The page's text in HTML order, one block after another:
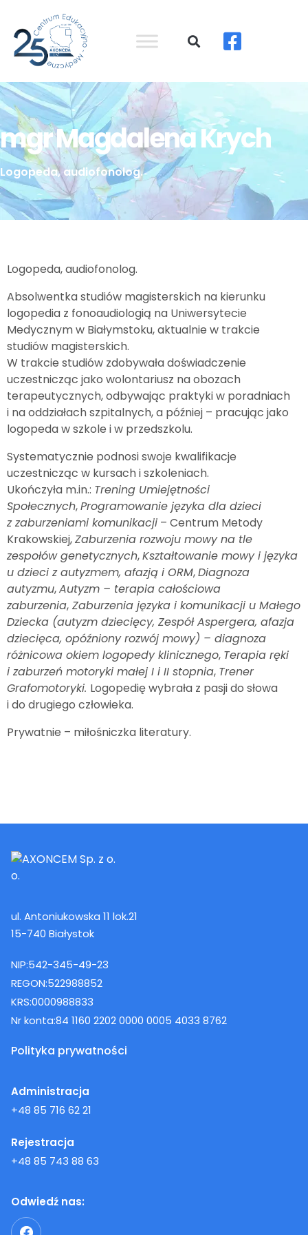
mgr Magdalena Krych
Logopeda, audiofonolog.
Logopeda, audiofonolog.
Absolwentka studiów magisterskich na kierunku
logopedia z fonoaudiologią na Uniwersytecie
Medycznym w Białymstoku, aktualnie w trakcie
studiów magisterskich.
W trakcie studiów zdobywała doświadczenie
uczestnicząc jako wolontariusz na obozach
terapeutycznych, odbywając praktyki w poradniach
i na oddziałach szpitalnych, a później – pracując jako
logopeda w szkole i w przedszkolu.
Systematycznie podnosi swoje kwalifikacje
uczestnicząc w kursach i szkoleniach.
Ukończyła m.in.: Trening Umiejętności
Społecznych,Programowanie języka dla dzieci
z zaburzeniami komunikacji – Centrum Metody
Krakowskiej,Zaburzenia rozwoju mowy na tle
zespołów genetycznych,Kształtowanie mowy i języka
u dzieci z autyzmem, afazją i ORM,Diagnoza
autyzmu,Autyzm – terapia całościowa
zaburzenia, Zaburzenia języka i komunikacji u Małego
Dziecka (autyzm dziecięcy, Zespół Aspergera, afazja
dziecięca, opóźniony rozwój mowy) – diagnoza
różnicowa okiem logopedy klinicznego, Terapia ręki
i zaburzeń motoryki małej I i II stopnia, Trener
Grafomotoryki. Logopedię wybrała z pasji do słowa
i do drugiego człowieka.
Prywatnie – miłośniczka literatury.
ul. Antoniukowska 11 lok.21
15-740 Białystok
NIP:542-345-49-23
REGON:522988852
KRS:0000988833
Nr konta:84 1160 2202 0000 0005 4033 8762
Polityka prywatności
Administracja
+48 85 716 62 21
Rejestracja
+48 85 743 88 63
Odwiedź nas: